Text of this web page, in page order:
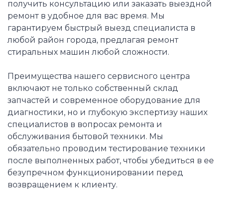
получить консультацию или заказать выездной
ремонт в удобное для вас время. Мы
гарантируем быстрый выезд специалиста в
любой район города, предлагая ремонт
стиральных машин любой сложности.
Преимущества нашего сервисного центра
включают не только собственный склад
запчастей и современное оборудование для
диагностики, но и глубокую экспертизу наших
специалистов в вопросах ремонта и
обслуживания бытовой техники. Мы
обязательно проводим тестирование техники
после выполненных работ, чтобы убедиться в ее
безупречном функционировании перед
возвращением к клиенту.